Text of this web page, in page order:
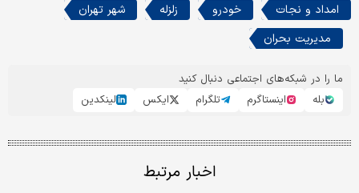
امداد و نجات خودرو زلزله
شهر تهران
مدیریت بحران
ما را در شبکه‌های اجتماعی دنبال کنید
بله
اینستاگرم تلگرام ایکس لینکدین
اخبار مرتبط